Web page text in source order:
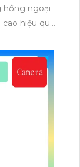
hồng ngoại
hiệu quả